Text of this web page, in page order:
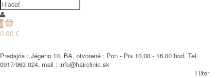
0
0.00 €
Predajňa : Jégeho 10, BA, otvorené : Pon - Pia 10,00 - 16,00 hod. Tel.
0917/963 024, mail : info@hairclinic.sk
Filter